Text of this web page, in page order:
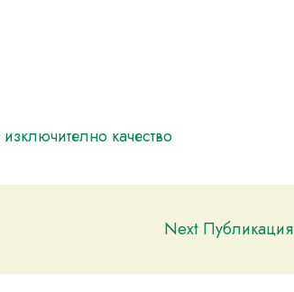
качество
Next Публикация